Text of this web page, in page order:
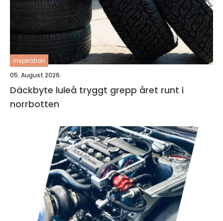
inspiration
05. August 2026
Däckbyte luleå tryggt grepp året runt i
norrbotten